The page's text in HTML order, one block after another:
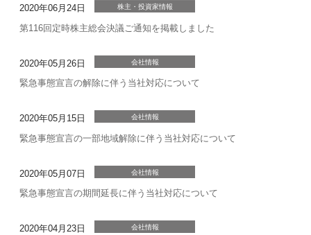
2020年06月24日 株主・投資家情報
第116回定時株主総会決議ご通知を掲載しました
2020年05月26日 会社情報
緊急事態宣言の解除に伴う当社対応について
2020年05月15日 会社情報
緊急事態宣言の一部地域解除に伴う当社対応について
2020年05月07日 会社情報
緊急事態宣言の期間延長に伴う当社対応について
2020年04月23日 会社情報